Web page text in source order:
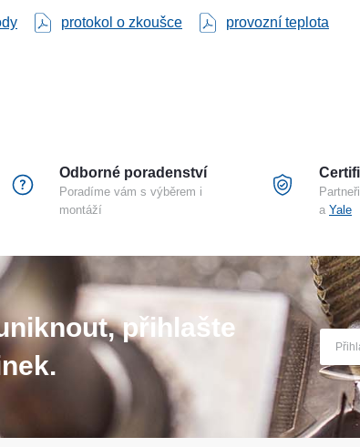
protokol o zkoušce
provozní teplota
Odborné poradenství
Poradíme vám s výběrem i
montáží
a Yale
přihlašte